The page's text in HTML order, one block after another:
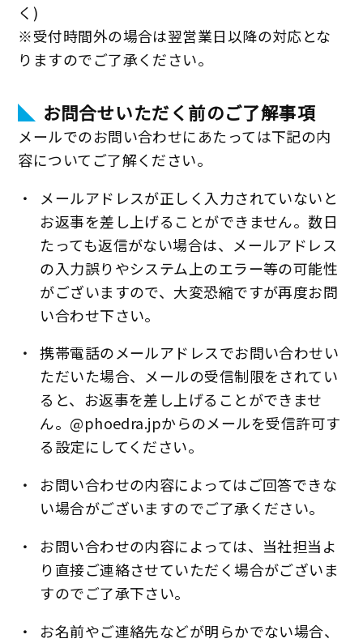
く)
※受付時間外の場合は翌営業日以降の対応とな
りますのでご了承ください。
お問合せいただく前のご了解事項
メールでのお問い合わせにあたっては下記の内
容についてご了解ください。
・
メールアドレスが正しく入力されていないと
お返事を差し上げることができません。数日
たっても返信がない場合は、メールアドレス
の入力誤りやシステム上のエラー等の可能性
がございますので、大変恐縮ですが再度お問
い合わせ下さい。
・
携帯電話のメールアドレスでお問い合わせい
ただいた場合、メールの受信制限をされてい
ると、お返事を差し上げることができませ
ん。@phoedra.jpからのメールを受信許可す
る設定にしてください。
・
お問い合わせの内容によってはご回答できな
い場合がございますのでご了承ください。
・
お問い合わせの内容によっては、当社担当よ
り直接ご連絡させていただく場合がございま
すのでご了承下さい。
・
お名前やご連絡先などが明らかでない場合、